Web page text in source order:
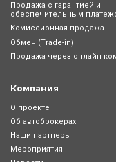
Продажа с гарантией и
обеспечительным
Комиссионная продажа
Обмен (Trade-in)
Продажа через онлайн
Компания
О проекте
Об автоброкерах
Наши партнеры
Мероприятия